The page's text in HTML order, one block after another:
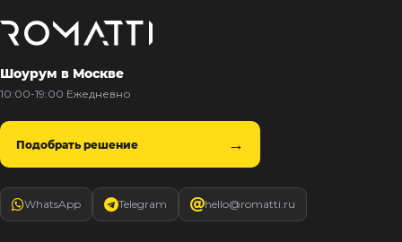
Шоурум в Москве
10:00-19:00 Ежедневно
Подобрать решение
WhatsApp Telegram hello@romatti.ru